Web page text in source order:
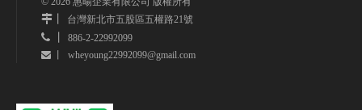
丨 台灣新北市五股區五權路21號
 丨 886-2-22992099
 丨 wheyoung22992099@gmail.com